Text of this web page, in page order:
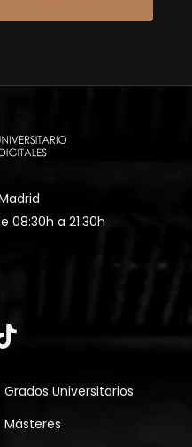
08:30h a 21:30h
Grados Universitarios
Másteres